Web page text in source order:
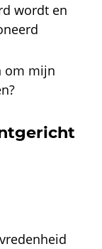
wordt en
om mijn